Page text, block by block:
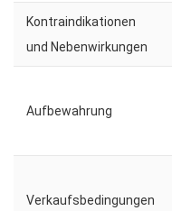
Kontraindikationen
und Nebenwirkungen
Aufbewahrung
Verkaufsbedingungen